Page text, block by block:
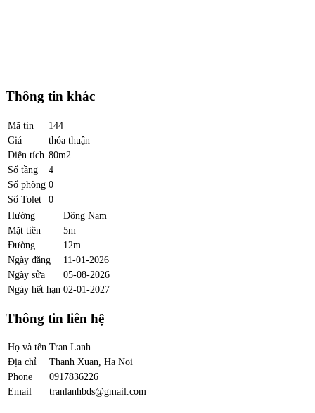
Thông tin khác
Mã tin
144
Giá
thỏa thuận
Diện tích 80m2
Số tầng
4
Số phòng 0
Số Tolet
0
Hướng
Đông Nam
Mặt tiền
5m
Đường
12m
Ngày đăng
11-01-2026
Ngày sửa
05-08-2026
Ngày hết hạn 02-01-2027
Thông tin liên hệ
Họ và tên Tran Lanh
Địa chỉ
Thanh Xuan, Ha Noi
Phone
0917836226
Email
tranlanhbds@gmail.com